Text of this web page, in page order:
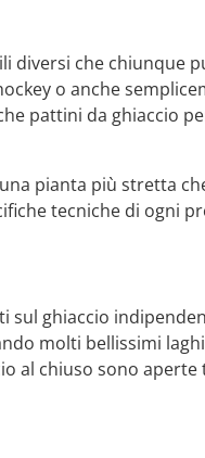
diversi che chiunque
o anche
pattini da ghiaccio
pianta più stretta
tecniche di ogni
sul ghiaccio
molti bellissimi
al chiuso sono